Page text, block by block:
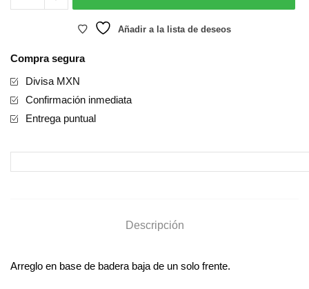
Añadir a la lista de deseos
Compra segura
Divisa MXN
Confirmación inmediata
Entrega puntual
Descripción
Arreglo en base de badera baja de un solo frente.